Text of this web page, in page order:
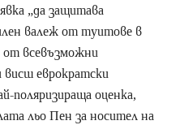
„да защитава
валеж от туитове в
от всевъзможни
висш еврократски
поляризираща оценка,
льо Пен за носител на